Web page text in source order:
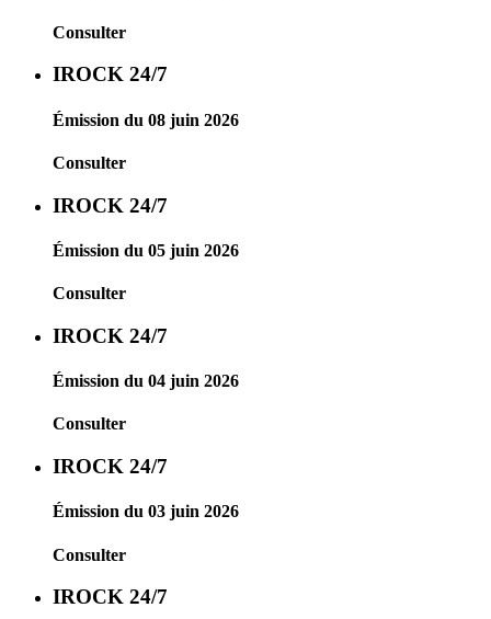
Consulter
IROCK 24/7
Émission du 08 juin 2026
Consulter
IROCK 24/7
Émission du 05 juin 2026
Consulter
IROCK 24/7
Émission du 04 juin 2026
Consulter
IROCK 24/7
Émission du 03 juin 2026
Consulter
IROCK 24/7